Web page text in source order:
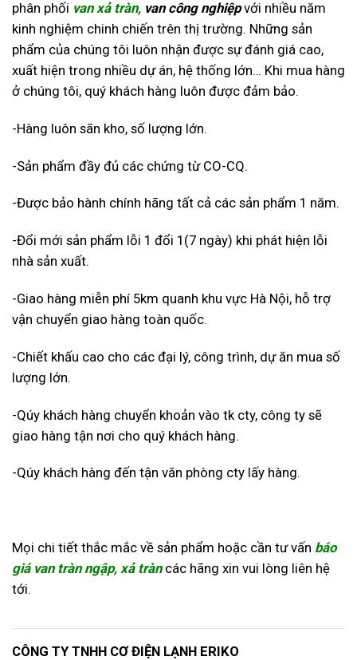
phân phối van xả tràn, van công nghiệp với nhiều năm
kinh nghiệm chinh chiến trên thị trường. Những sản
phẩm của chúng tôi luôn nhận được sự đánh giá cao,
xuất hiện trong nhiều dự án, hệ thống lớn… Khi mua hàng
ở chúng tôi, quý khách hàng luôn được đảm bảo.
-Hàng luôn sãn kho, số lượng lớn.
-Sản phẩm đầy đủ các chứng từ CO-CQ.
-Được bảo hành chính hãng tất cả các sản phẩm 1 năm.
-Đổi mới sản phẩm lỗi 1 đổi 1(7 ngày) khi phát hiện lỗi
nhà sản xuất.
-Giao hàng miễn phí 5km quanh khu vực Hà Nội, hỗ trợ
vận chuyển giao hàng toàn quốc.
-Chiết khấu cao cho các đại lý, công trình, dự ăn mua số
lượng lớn.
-Qúy khách hàng chuyển khoản vào tk cty, công ty sẽ
giao hàng tận nơi cho quý khách hàng.
-Qúy khách hàng đến tận văn phòng cty lấy hàng.
Mọi chi tiết thắc mắc về sản phẩm hoặc cần tư vấn báo
giá van tràn ngập, xả tràncác hãng xin vui lòng liên hệ
tới.
CÔNG TY TNHH CƠ ĐIỆN LẠNH ERIKO